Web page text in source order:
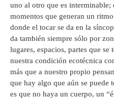
uno al otro que es interminable;
momentos que generan un
donde el tocar se da en la
da también siempre sólo por
lugares, espacios, partes que
nuestra condición ecotécnica
más que a nuestro propio
que hay algo que aún se puede
es que no haya un cuerpo, un